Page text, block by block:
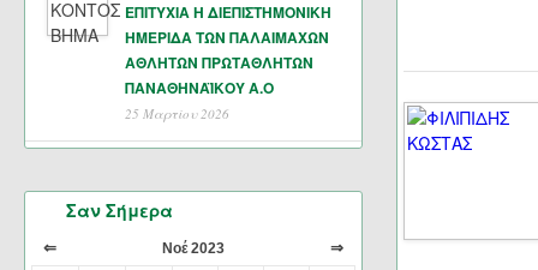
ΕΠΙΤΥΧΙΑ Η ΔΙΕΠΙΣΤΗΜΟΝΙΚΗ
ΗΜΕΡΙΔΑ ΤΩΝ ΠΑΛΑΙΜΑΧΩΝ
ΑΘΛΗΤΩΝ ΠΡΩΤΑΘΛΗΤΩΝ
ΠΑΝΑΘΗΝΑΪΚΟΥ Α.Ο
25 Μαρτίου 2026
Σαν Σήμερα
⇐ Νοέ 2023 ⇒